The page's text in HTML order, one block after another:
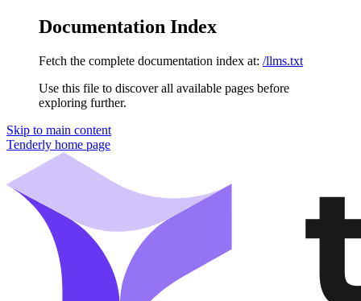
Documentation Index
Fetch the complete documentation index at: /llms.txt
Use this file to discover all available pages before
exploring further.
Skip to main content
Tenderly home page